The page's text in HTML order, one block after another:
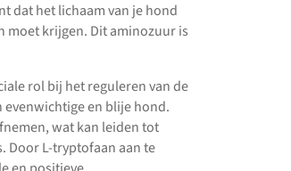
dat het lichaam van je hond
moet krijgen. Dit aminozuur is
rol bij het reguleren van de
evenwichtige en blije hond.
wat kan leiden tot
Door L-tryptofaan aan te